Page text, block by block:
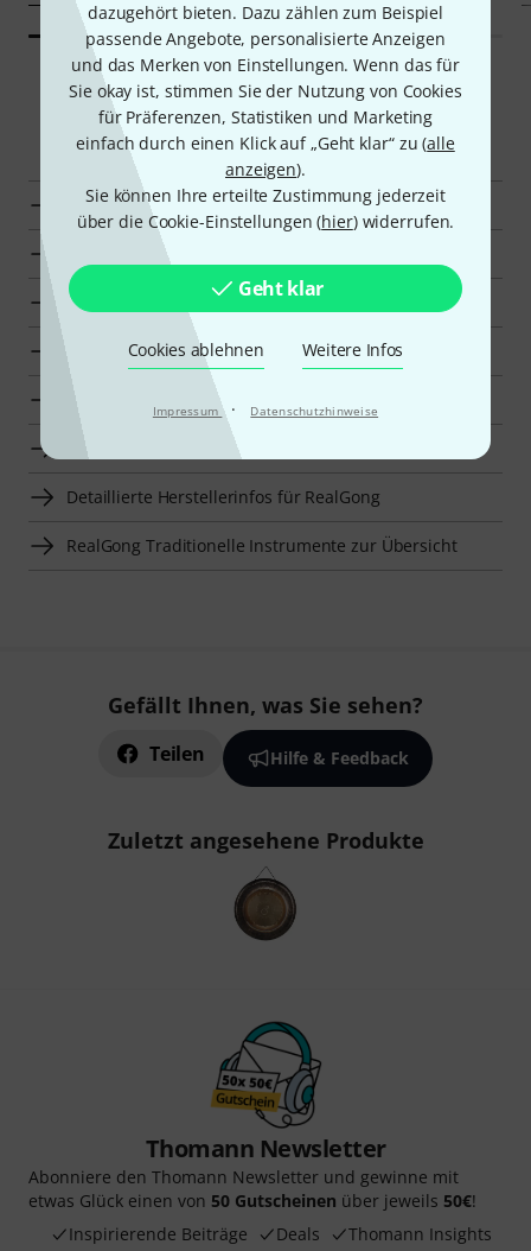
dazugehört bieten. Dazu zählen zum Beispiel
passende Angebote, personalisierte Anzeigen
und das Merken von Einstellungen. Wenn das für
Sie okay ist, stimmen Sie der Nutzung von Cookies
für Präferenzen, Statistiken und Marketing
einfach durch einen Klick auf „Geht klar“ zu (alle
anzeigen).
Sie können Ihre erteilte Zustimmung jederzeit
über die Cookie-Einstellungen (hier) widerrufen.
Geht klar
Cookies ablehnen Weitere Infos
Impressum · Datenschutzhinweise
Smart Navigator
RealGong Planeten Töne zur Übersicht
Planeten Töne für 1750 €–2250 € anzeigen
Zur Kategorie Planeten Töne
Zur Kategorie Asiatische Instrumente
Zur Kategorie Orchesterschlagwerk
Zur Kategorie Traditionelle Instrumente
Detaillierte Herstellerinfos für RealGong
RealGong Traditionelle Instrumente zur Übersicht
Gefällt Ihnen, was Sie sehen?
Teilen Hilfe & Feedback
Zuletzt angesehene Produkte
Thomann Newsletter
Abonniere den Thomann Newsletter und gewinne mit
etwas Glück einen von 50 Gutscheinen über jeweils 50€!
Inspirierende Beiträge
Deals Thomann Insights